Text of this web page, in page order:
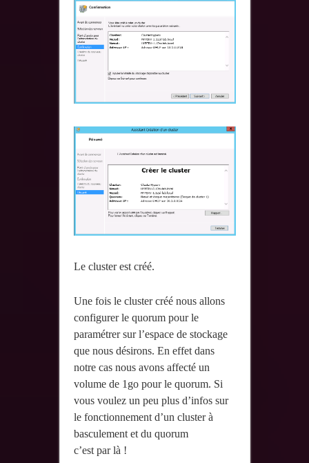
Le cluster est créé.
Une fois le cluster créé nous allons
configurer le quorum pour le
paramétrer sur l’espace de stockage
que nous désirons. En effet dans
notre cas nous avons affecté un
volume de 1go pour le quorum. Si
vous voulez un peu plus d’infos sur
le fonctionnement d’un cluster à
basculement et du quorum
c’est par là !